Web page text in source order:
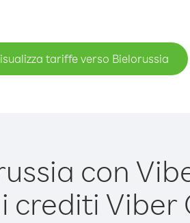
tariffe verso Bielorussia
con
crediti Viber